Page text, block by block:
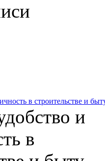
в строительстве и